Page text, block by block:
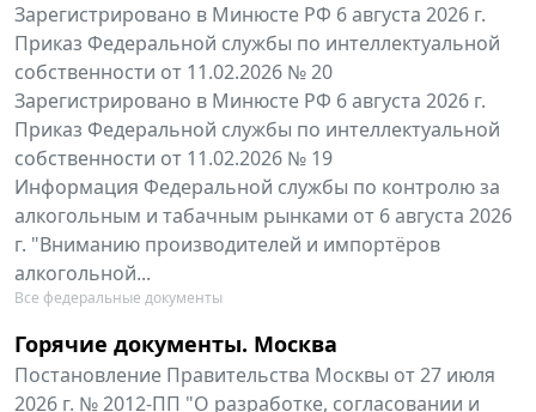
Зарегистрировано в Минюсте РФ 6 августа 2026 г.
Приказ Федеральной службы по интеллектуальной
собственности от 11.02.2026 № 20
Зарегистрировано в Минюсте РФ 6 августа 2026 г.
Приказ Федеральной службы по интеллектуальной
собственности от 11.02.2026 № 19
Информация Федеральной службы по контролю за
алкогольным и табачным рынками от 6 августа 2026
г. "Вниманию производителей и импортёров
алкогольной...
Все федеральные документы
Горячие документы. Москва
Постановление Правительства Москвы от 27 июля
2026 г. № 2012-ПП "О разработке, согласовании и